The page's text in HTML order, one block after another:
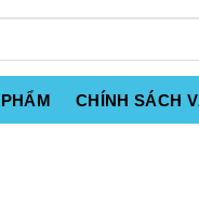
CHÍNH SÁCH